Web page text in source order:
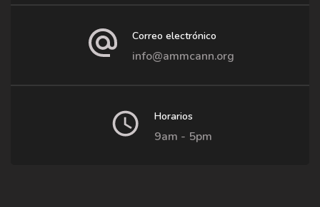
Correo electrónico
info@ammcann.org
Horarios
9am - 5pm